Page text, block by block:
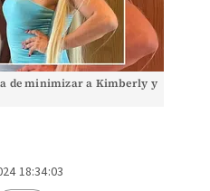
de minimizar a Kimberly y
18:34:03